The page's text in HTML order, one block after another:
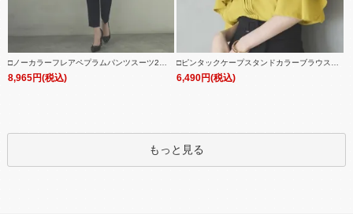
□ノーカラーフレアペプラムパンツスーツ2点
セット「SU1088」/ フォーマルセレモニー・
8,965円(税込)
□ピンタックケープスタンドカラーブラウス
「T1119」/ 学校行事・通勤・ビジネス・オフ
6,490円(税込)
もっと見る